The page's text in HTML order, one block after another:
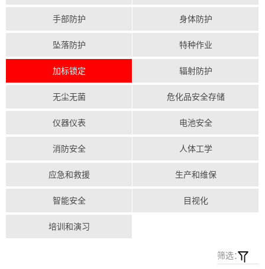
手部防护 身体防护
坠落防护 特种作业
加标锁定 辐射防护
无尘无菌 危化品安全存储
仪器仪表 电池安全
消防安全 人体工学
应急和救援 生产和维保
智能安全 目视化
培训和演习
筛选：